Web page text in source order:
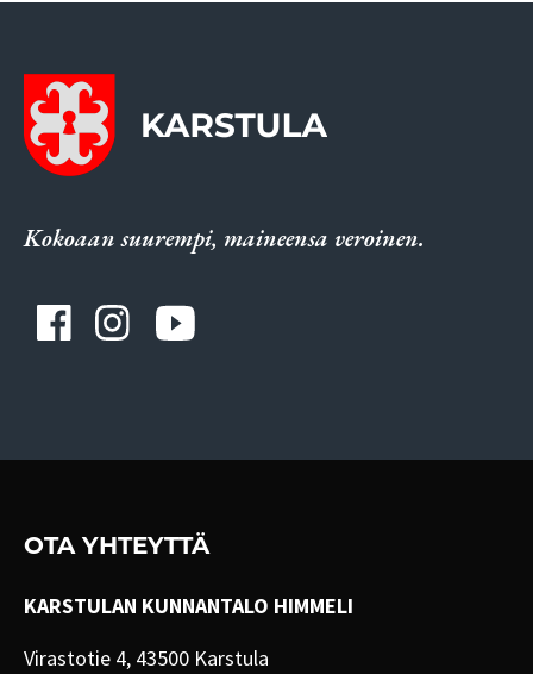
Kokoaan suurempi, maineensa veroinen.
OTA YHTEYTTÄ
KARSTULAN KUNNANTALO HIMMELI
Virastotie 4, 43500 Karstula